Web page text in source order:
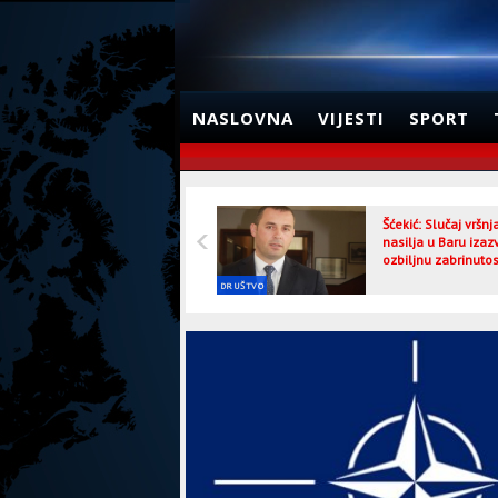
NASLOVNA VIJESTI SPORT
DRUŠTVO
Šćekić: Slučaj
nasilja u Baru
ozbiljnu